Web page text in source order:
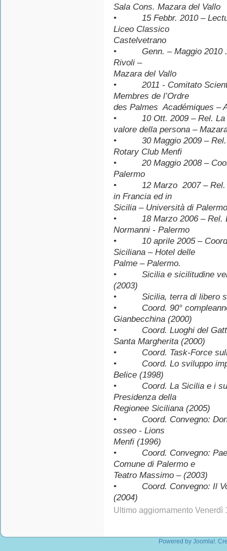
Sala Cons. Mazara del Vallo
• 15 Febbr. 2010 –
Liceo Classico
Castelvetrano
• Genn. – Maggio 2010 .
Rivoli –
Mazara del Vallo
• 2011 - Comitato
Membres de l’Ordre
des Palmes Académiques –
• 10 Ott. 2009 – Rel. La
valore della persona –
• 30 Maggio 2009 – Rel.
Rotary Club Menfi
• 20 Maggio 2008 –
Palermo
• 12 Marzo 2007 – Rel.
in Francia ed in
Sicilia – Università di
• 18 Marzo 2006 – Rel.
Normanni - Palermo
• 10 aprile 2005 – Coord.
Siciliana – Hotel delle
Palme – Palermo.
• Sicilia e sicilitudine
(2003)
• Sicilia, terra di libero
• Coord. 90° compleanno
Gianbecchina (2000)
• Coord. Luoghi del
Santa Margherita (2000)
• Coord. Task-Force sulla
• Coord. Lo sviluppo
Belice (1998)
• Coord. La Sicilia e i suoi
Presidenza della
Regionee Siciliana (2005)
• Coord. Convegno:
osseo - Lions
Menfi (1996)
• Coord. Convegno:
Comune di Palermo e
Teatro Massimo – (2003)
• Coord. Convegno: Il
(2004)
Ultimo aggiornamento Venerdì
Powered by Joomla!.